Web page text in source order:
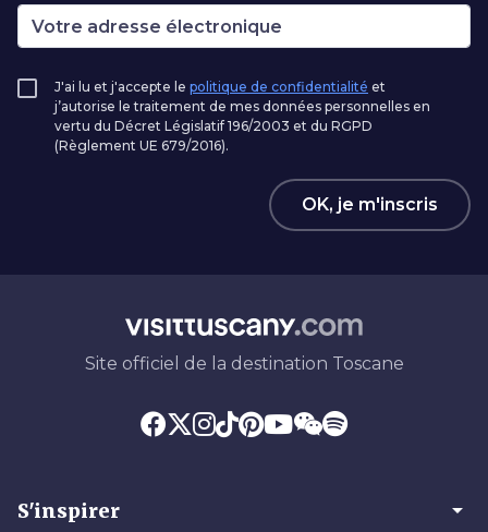
J'ai lu et j'accepte le politique de confidentialité et
j’autorise le traitement de mes données personnelles en
vertu du Décret Législatif 196/2003 et du RGPD
(Règlement UE 679/2016).
OK, je m'inscris
Site officiel de la destination Toscane
S'inspirer arrow_drop_down